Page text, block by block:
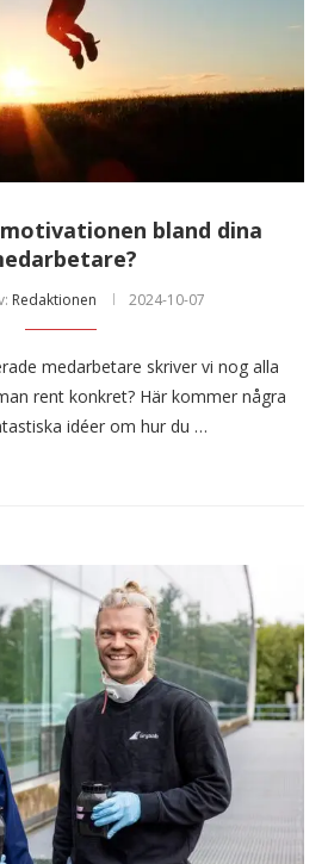
bland dina
Redaktionen 2024-10-07
medarbetare skriver vi nog alla
rent konkret? Här kommer några
idéer om hur du …